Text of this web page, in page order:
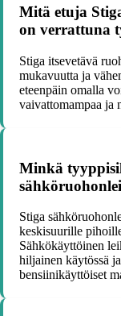
Mitä etuja
on verrattuna
Stiga itsevetävä
mukavuutta ja
eteenpäin omalla
vaivattomampaa ja
Minkä
Stiga
keskisuurille
Sähkökäyttöinen
hiljainen käytössä
bensiinikäyttöiset